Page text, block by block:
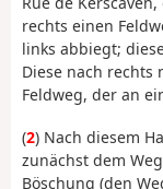
rechts einen
links abbiegt;
Diese nach rechts
Feldweg, der an
(2) Nach diesem
zunächst dem
Böschung (den